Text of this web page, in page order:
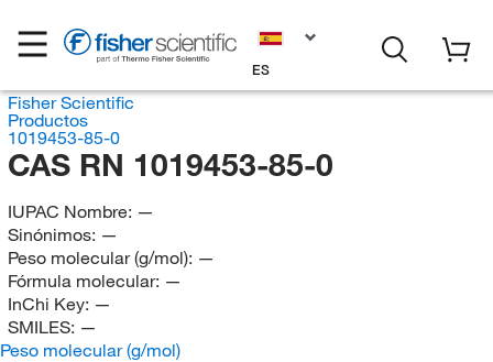
ES
Fisher Scientific
Productos
1019453-85-0
CAS RN 1019453-85-0
IUPAC Nombre: —
Sinónimos: —
Peso molecular (g/mol): —
Fórmula molecular: —
InChi Key: —
SMILES: —
Peso molecular (g/mol)